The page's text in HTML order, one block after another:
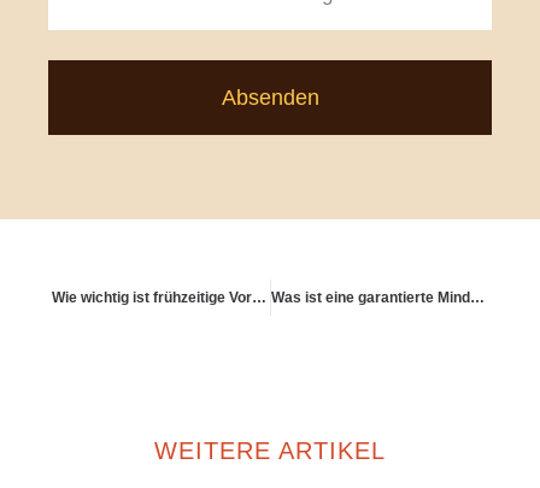
Absenden
Wie wichtig ist frühzeitige Vorsorge für die Altersabsicherung? Was ist eine garantierte Mindestrente – und wie wirkt sie sich aus?
WEITERE ARTIKEL